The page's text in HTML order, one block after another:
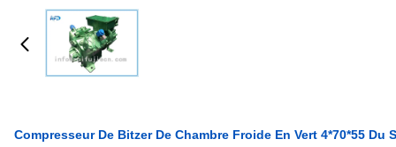
Compresseur De Bitzer De Chambre Froide En Vert 4*70*55 Du